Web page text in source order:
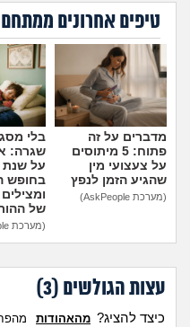
טיפים אחרונים
מדברים על זה
פתוח: 5 מיתוסים
על צעצועי מין
שהגיע הזמן לנפץ
(מערכת AskPeople)
בלי
שגרה:
על שנת
בחופש
של
(מערכת AskPeople)
עצות הגולשים (3
)
כיצד להציג? מהאהודות